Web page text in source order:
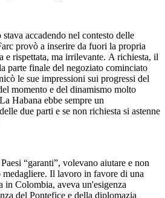
accadendo nel contesto delle
provò a inserire da fuori la propria
e rispettata, ma irrilevante. A richiesta, il
parte finale del negoziato cominciato
le sue impressioni sui progressi del
momento e del dinamismo molto
Habana ebbe sempre un
due parti e se non richiesta si astenne
“garanti”, volevano aiutare e non
Il lavoro in favore di una
in Colombia, aveva un'esigenza
del Pontefice e della diplomazia